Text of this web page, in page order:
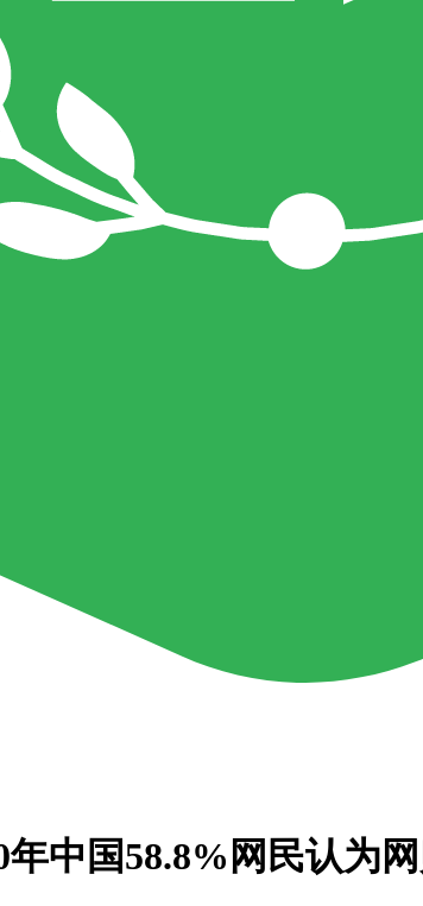
中国58.8%网民认为